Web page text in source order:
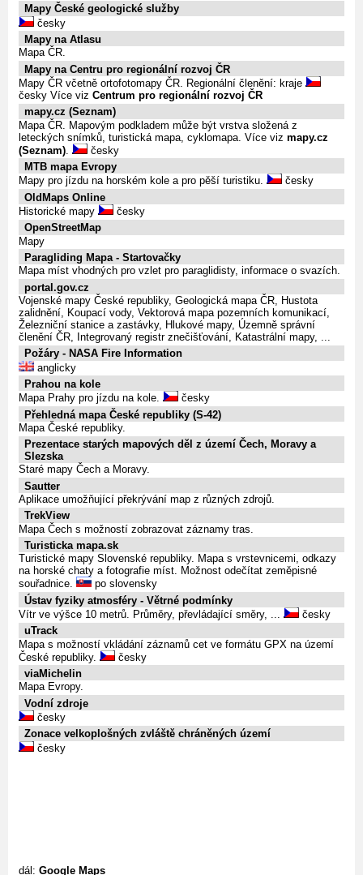
Mapy České geologické služby
česky
Mapy na Atlasu
Mapa ČR.
Mapy na Centru pro regionální rozvoj ČR
Mapy ČR včetně ortofotomapy ČR. Regionální členění: kraje
česky Více viz Centrum pro regionální rozvoj ČR
mapy.cz (Seznam)
Mapa ČR. Mapovým podkladem může být vrstva složená z
leteckých snímků, turistická mapa, cyklomapa. Více viz mapy.cz
(Seznam)
česky
MTB mapa Evropy
Mapy pro jízdu na horském kole a pro pěší turistiku.
česky
OldMaps Online
Historické mapy
česky
OpenStreetMap
Mapy
Paragliding Mapa - Startovačky
Mapa míst vhodných pro vzlet pro paraglidisty, informace o svazích.
portal.gov.cz
Vojenské mapy České republiky, Geologická mapa ČR, Hustota
zalidnění, Koupací vody, Vektorová mapa pozemních komunikací,
Železniční stanice a zastávky, Hlukové mapy, Územně správní
členění ČR, Integrovaný registr znečišťování, Katastrální mapy, ...
Požáry - NASA Fire Information
anglicky
Prahou na kole
Mapa Prahy pro jízdu na kole.
česky
Přehledná mapa České republiky (S-42)
Mapa České republiky.
Prezentace starých mapových děl z území Čech, Moravy a
Slezska
Staré mapy Čech a Moravy.
Sautter
Aplikace umožňující překrývání map z různých zdrojů.
TrekView
Mapa Čech s možností zobrazovat záznamy tras.
Turisticka mapa.sk
Turistické mapy Slovenské republiky. Mapa s vrstevnicemi, odkazy
na horské chaty a fotografie míst. Možnost odečítat zeměpisné
souřadnice.
po slovensky
Ústav fyziky atmosféry - Větrné podmínky
Vítr ve výšce 10 metrů. Průměry, převládající směry, ...
česky
uTrack
Mapa s možností vkládání záznamů cet ve formátu GPX na území
České republiky.
česky
viaMichelin
Mapa Evropy.
Vodní zdroje
česky
Zonace velkoplošných zvláště chráněných území
česky
dál: Google Maps